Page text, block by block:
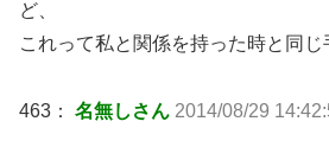
ど、
これって私と関係を持った時と同じ
463： 名無しさん 2014/08/29